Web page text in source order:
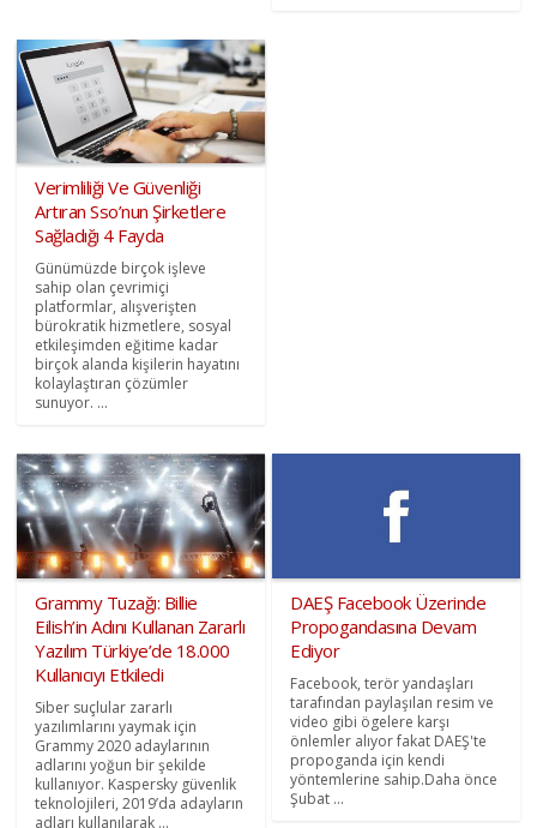
Verimliliği Ve Güvenliği
Artıran Sso’nun Şirketlere
Sağladığı 4 Fayda
Günümüzde birçok işleve
sahip olan çevrimiçi
platformlar, alışverişten
bürokratik hizmetlere, sosyal
etkileşimden eğitime kadar
birçok alanda kişilerin hayatını
kolaylaştıran çözümler
sunuyor. ...
Grammy Tuzağı: Billie
Eilish’in Adını Kullanan Zararlı
Yazılım Türkiye’de 18.000
Kullanıcıyı Etkiledi
Siber suçlular zararlı
yazılımlarını yaymak için
Grammy 2020 adaylarının
adlarını yoğun bir şekilde
kullanıyor. Kaspersky güvenlik
teknolojileri, 2019’da adayların
adları kullanılarak ...
DAEŞ Facebook Üzerinde
Propogandasına Devam
Ediyor
Facebook, terör yandaşları
tarafından paylaşılan resim ve
video gibi ögelere karşı
önlemler alıyor fakat DAEŞ'te
propoganda için kendi
yöntemlerine sahip.Daha önce
Şubat ...